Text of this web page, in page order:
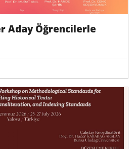
Aday Öğrencilerle